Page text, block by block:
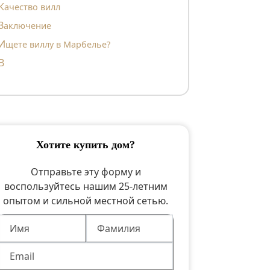
Качество вилл
Заключение
Ищете виллу в Марбелье?
хотите купить дом?
Отправьте эту форму и
воспользуйтесь нашим 25-летним
опытом и сильной местной сетью.